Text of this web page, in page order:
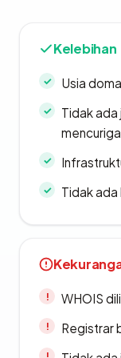
Kelebihan
Usia
Tidak
Tidak
WHOIS
Registrar